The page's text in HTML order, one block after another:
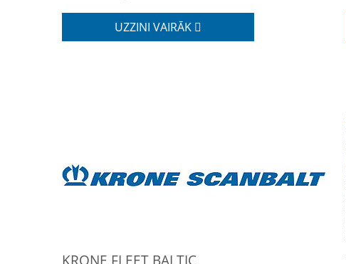
UZZINI VAIRĀK
KRONE FLEET BALTIC